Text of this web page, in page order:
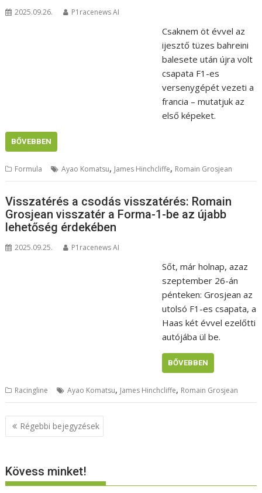
2025.09.26. P1racenews AI
Csaknem öt évvel az
ijesztő tüzes bahreini
balesete után újra volt
csapata F1-es
versenygépét vezeti a
francia – mutatjuk az
első képeket.
BŐVEBBEN
Formula Ayao Komatsu, James Hinchcliffe, Romain Grosjean
Visszatérés a csodás visszatérés: Romain
Grosjean visszatér a Forma-1-be az újabb
lehetőség érdekében
2025.09.25. P1racenews AI
Sőt, már holnap, azaz
szeptember 26-án
pénteken: Grosjean az
utolsó F1-es csapata, a
Haas két évvel ezelőtti
autójába ül be.
BŐVEBBEN
Racingline Ayao Komatsu, James Hinchcliffe, Romain Grosjean
Bejegyzés
navigáció
Régebbi bejegyzések
Kövess minket!